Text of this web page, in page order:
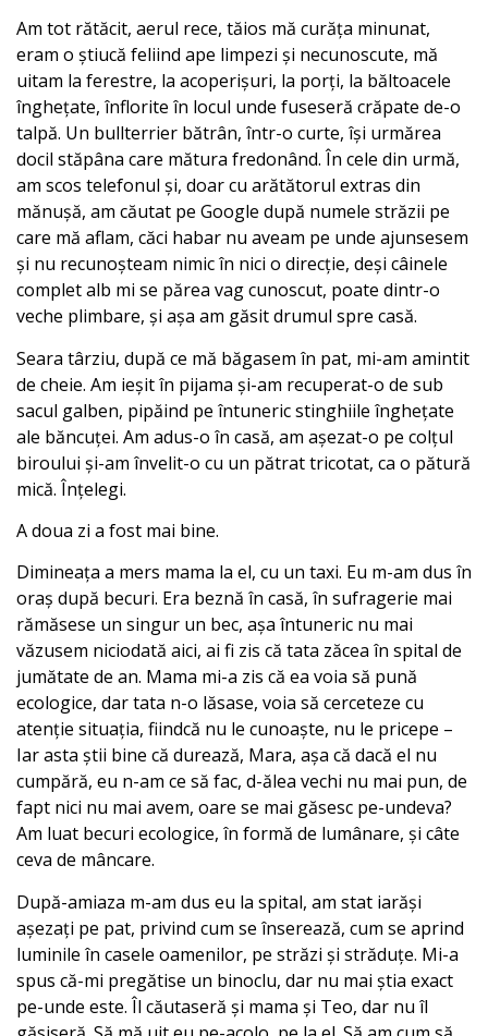
Am tot rătăcit, aerul rece, tăios mă curăța minunat,
eram o știucă feliind ape limpezi și necunoscute, mă
uitam la ferestre, la acoperișuri, la porți, la băltoacele
înghețate, înflorite în locul unde fuseseră crăpate de-o
talpă. Un bullterrier bătrân, într-o curte, își urmărea
docil stăpâna care mătura fredonând. În cele din urmă,
am scos telefonul și, doar cu arătătorul extras din
mănușă, am căutat pe Google după numele străzii pe
care mă aflam, căci habar nu aveam pe unde ajunsesem
și nu recunoșteam nimic în nici o direcție, deși câinele
complet alb mi se părea vag cunoscut, poate dintr-o
veche plimbare, și așa am găsit drumul spre casă.
Seara târziu, după ce mă băgasem în pat, mi-am amintit
de cheie. Am ieșit în pijama și-am recuperat-o de sub
sacul galben, pipăind pe întuneric stinghiile înghețate
ale băncuței. Am adus-o în casă, am așezat-o pe colțul
biroului și-am învelit-o cu un pătrat tricotat, ca o pătură
mică. Înțelegi.
A doua zi a fost mai bine.
Dimineața a mers mama la el, cu un taxi. Eu m-am dus în
oraș după becuri. Era beznă în casă, în sufragerie mai
rămăsese un singur un bec, așa întuneric nu mai
văzusem niciodată aici, ai fi zis că tata zăcea în spital de
jumătate de an. Mama mi-a zis că ea voia să pună
ecologice, dar tata n-o lăsase, voia să cerceteze cu
atenție situația, fiindcă nu le cunoaște, nu le pricepe –
Iar asta știi bine că durează, Mara, așa că dacă el nu
cumpără, eu n-am ce să fac, d-ălea vechi nu mai pun, de
fapt nici nu mai avem, oare se mai găsesc pe-undeva?
Am luat becuri ecologice, în formă de lumânare, și câte
ceva de mâncare.
După-amiaza m-am dus eu la spital, am stat iarăși
așezați pe pat, privind cum se înserează, cum se aprind
luminile în casele oamenilor, pe străzi și străduțe. Mi-a
spus că-mi pregătise un binoclu, dar nu mai știa exact
pe-unde este. Îl căutaseră și mama și Teo, dar nu îl